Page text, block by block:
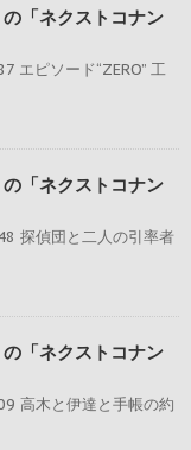
「ネクストコナン
エピソード“ZERO” 工
「ネクストコナン
探偵団と二人の引率者
「ネクストコナン
高木と伊達と手帳の約